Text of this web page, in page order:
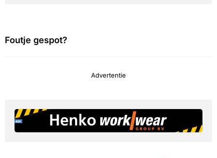
Foutje gespot?
Advertentie